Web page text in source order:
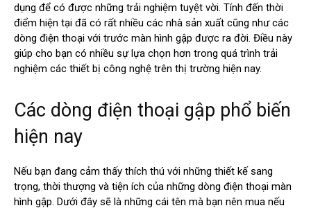
dụng để có được những trải nghiệm tuyệt vời. Tính đến thời
điểm hiện tại đã có rất nhiều các nhà sản xuất cũng như các
dòng điện thoại với trước màn hình gập được ra đời. Điều này
giúp cho bạn có nhiều sự lựa chọn hơn trong quá trình trải
nghiệm các thiết bị công nghệ trên thị trường hiện nay.
Các dòng điện thoại gập phổ biến
hiện nay
Nếu bạn đang cảm thấy thích thú với những thiết kế sang
trọng, thời thượng và tiện ích của những dòng điện thoại màn
hình gập. Dưới đây sẽ là những cái tên mà bạn nên mua nếu